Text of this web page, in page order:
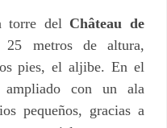
torre del Château de
metros de altura,
pies, el aljibe. En el
con un ala
pequeños, gracias a